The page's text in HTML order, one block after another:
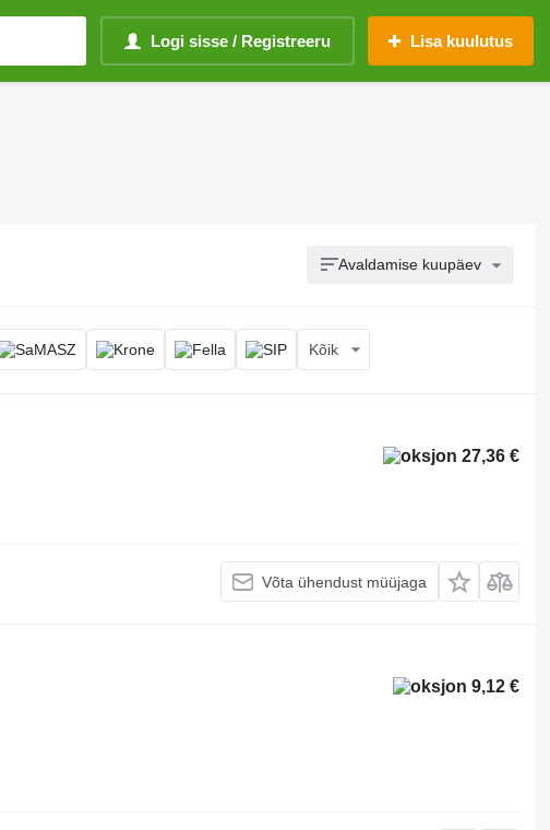
Logi sisse / Registreeru Lisa kuulutus
Avaldamise kuupäev
Kõik
27,36 €
Võta ühendust müüjaga
9,12 €